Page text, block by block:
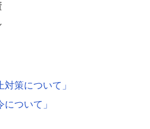
策について」
ついて」